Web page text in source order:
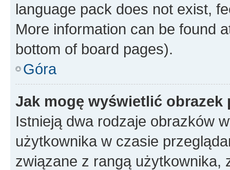
language pack does not exist,
More information can be found
bottom of board pages).
Góra
Jak mogę wyświetlić
Istnieją dwa rodzaje obrazków
użytkownika w czasie
związane z rangą użytkownika,